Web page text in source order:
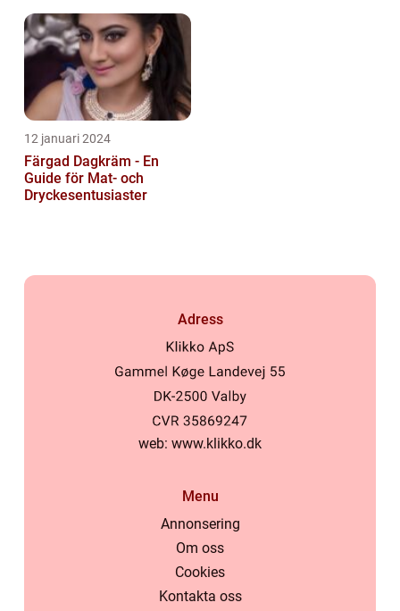
12 januari 2024
Färgad Dagkräm - En
Guide för Mat- och
Dryckesentusiaster
Adress
web: www.klikko.dk
Menu
Annonsering
Om oss
Cookies
Kontakta oss